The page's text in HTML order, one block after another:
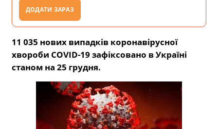
ДОДАТИ ЗАРАЗ
11 035 нових випадків коронавірусної
хвороби COVID-19 зафіксовано в Україні
станом на 25 грудня.